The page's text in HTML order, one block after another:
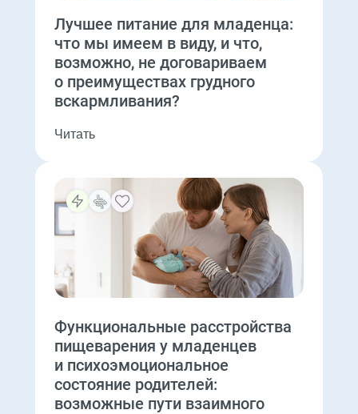
Лучшее питание для младенца:
что мы имеем в виду, и что,
возможно, не договариваем
о преимуществах грудного
вскармливания?
Читать
Функциональные расстройства
пищеварения у младенцев
и психоэмоциональное
состояние родителей:
возможные пути взаимного